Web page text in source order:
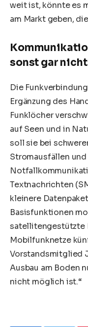
weit ist, könnte es
am Markt geben,
sonst gar
Die
Ergänzung des
Funklöcher
auf Seen und in
soll sie bei
Stromausfällen
Textnachrichten
kleinere
Basisfunktionen
satellitengestützte
Mobilfunknetze
Vorstandsmitglied
Ausbau am Boden
nicht möglich ist.“